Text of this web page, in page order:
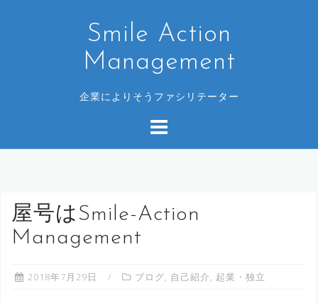
Smile Action
Management
企業によりそうファシリテーター
屋号はSmile-Action
Management
2018年7月29日 ブログ, 自己紹介, 起業・独立